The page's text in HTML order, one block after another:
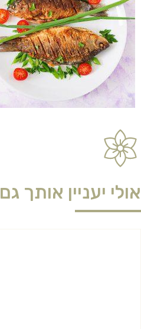
אולי יעניין אותך גם